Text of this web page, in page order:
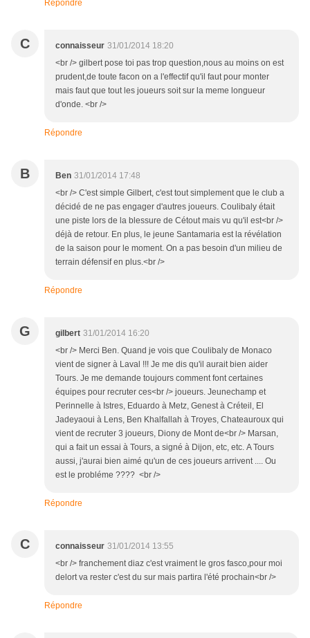
Répondre
C connaisseur 31/01/2014 18:20
<br /> gilbert pose toi pas trop question,nous au moins on est
prudent,de toute facon on a l'effectif qu'il faut pour monter
mais faut que tout les joueurs soit sur la meme longueur
d'onde. <br />
Répondre
B Ben 31/01/2014 17:48
<br /> C'est simple Gilbert, c'est tout simplement que le club a
décidé de ne pas engager d'autres joueurs. Coulibaly était
une piste lors de la blessure de Cétout mais vu qu'il est<br />
déjà de retour. En plus, le jeune Santamaria est la révélation
de la saison pour le moment. On a pas besoin d'un milieu de
terrain défensif en plus.<br />
Répondre
G gilbert 31/01/2014 16:20
<br /> Merci Ben. Quand je vois que Coulibaly de Monaco
vient de signer à Laval !!! Je me dis qu'il aurait bien aider
Tours. Je me demande toujours comment font certaines
équipes pour recruter ces<br /> joueurs. Jeunechamp et
Perinnelle à Istres, Eduardo à Metz, Genest à Créteil, El
Jadeyaoui à Lens, Ben Khalfallah à Troyes, Chateauroux qui
vient de recruter 3 joueurs, Diony de Mont de<br /> Marsan,
qui a fait un essai à Tours, a signé à Dijon, etc, etc. A Tours
aussi, j'aurai bien aimé qu'un de ces joueurs arrivent .... Ou
est le probléme ???? <br />
Répondre
C connaisseur 31/01/2014 13:55
<br /> franchement diaz c'est vraiment le gros fasco,pour moi
delort va rester c'est du sur mais partira l'été prochain<br />
Répondre